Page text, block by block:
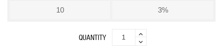
10 3%
QUANTITY